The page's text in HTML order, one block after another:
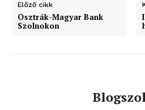
Adatkezelési tájékoztató
Hirdetés
Előző cikk
Osztrák-Magyar Bank
Szolnokon